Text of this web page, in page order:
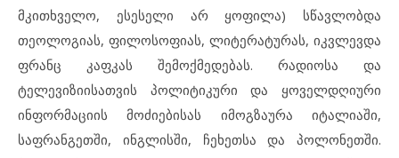
მკითხველო, ესესელი არ ყოფილა) სწავლობდა
თეოლოგიას, ფილოსოფიას, ლიტერატურას, იკვლევდა
ფრანც კაფკას შემოქმედებას. რადიოსა და
ტელევიზიისათვის პოლიტიკური და ყოველდღიური
ინფორმაციის მოძიებისას იმოგზაურა იტალიაში,
საფრანგეთში, ინგლისში, ჩეხეთსა და პოლონეთში.